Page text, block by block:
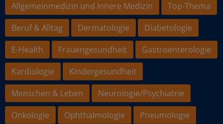
Allgemeinmedizin und Innere Medizin
Top-Thema
Beruf & Alltag
Dermatologie
Diabetologie
E-Health
Frauengesundheit
Gastroenterologie
Kardiologie
Kindergesundheit
Menschen & Leben
Neurologie/Psychiatrie
Onkologie
Ophthalmologie
Pneumologie